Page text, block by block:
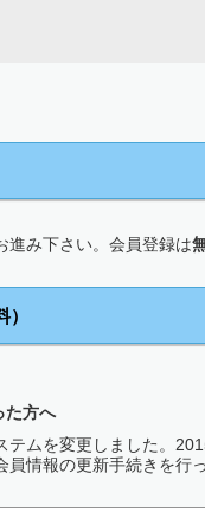
進み下さい。会員登録は
た方へ
ムを変更しました。
情報の更新手続きを行